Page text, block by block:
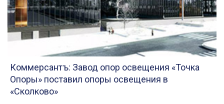
Коммерсантъ: Завод опор освещения «Точка
Опоры» поставил опоры освещения в
«Сколково»